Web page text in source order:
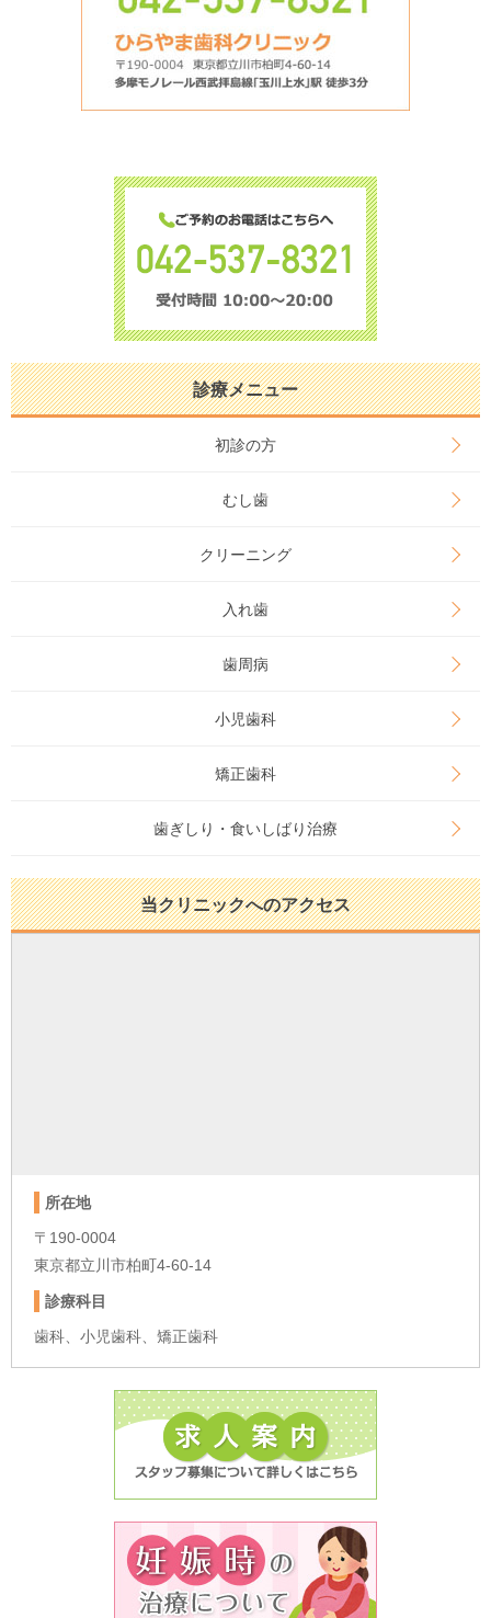
診療メニュー
初診の方
むし歯
クリーニング
入れ歯
歯周病
小児歯科
矯正歯科
歯ぎしり・食いしばり治療
当クリニックへのアクセス
所在地
〒190-0004
東京都立川市柏町4-60-14
診療科目
歯科、小児歯科、矯正歯科